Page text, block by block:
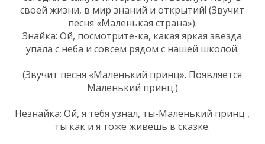
своей жизни, в мир знаний и открытий! (Звучит
песня «Маленькая страна»).
Знайка: Ой, посмотрите-ка, какая яркая звезда
упала с неба и совсем рядом с нашей школой.
(Звучит песня «Маленький принц». Появляется
Маленький принц.)
Незнайка: Ой, я тебя узнал, ты-Маленький принц ,
ты как и я тоже живешь в сказке.